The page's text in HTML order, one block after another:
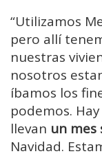
“Utilizamos
pero allí
nuestras
nosotros
íbamos los
podemos.
llevan un mes
Navidad.